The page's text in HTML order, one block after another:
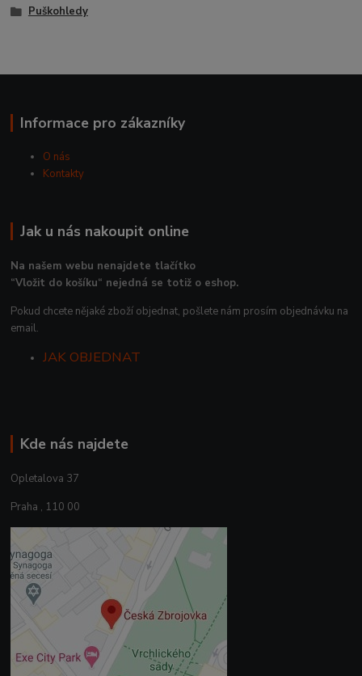
Puškohledy
Informace pro zákazníky
O nás
Kontakty
Jak u nás nakoupit online
Na našem webu nenajdete tlačítko
“Vložit do košíku“ nejedná se totiž o eshop.
Pokud chcete nějaké zboží objednat, pošlete nám prosím objednávku na
email.
JAK OBJEDNAT
Kde nás najdete
Opletalova 37
Praha , 110 00